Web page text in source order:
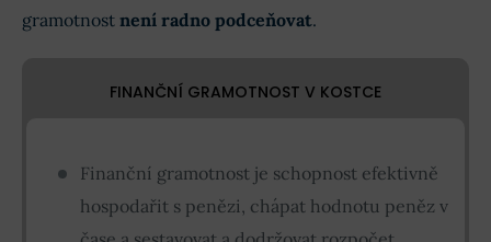
gramotnost není radno podceňovat.
FINANČNÍ GRAMOTNOST V KOSTCE
Finanční gramotnost je schopnost efektivně
hospodařit s penězi, chápat hodnotu peněz v